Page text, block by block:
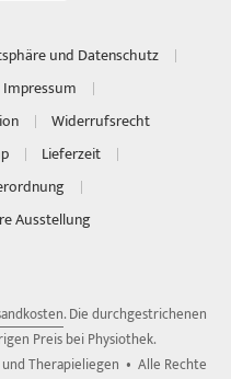
und Datenschutz
Impressum
Widerrufsrecht
Lieferzeit
Ausstellung
. Die durchgestrichenen
Preis bei Physiothek.
Therapieliegen • Alle Rechte